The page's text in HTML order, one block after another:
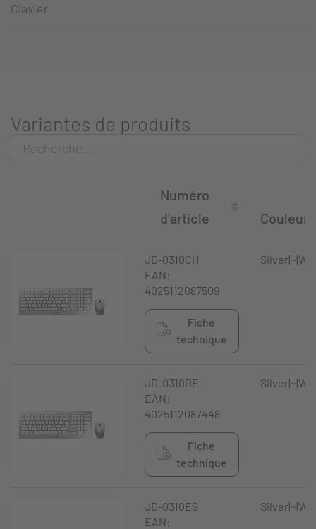
Clavier
Variantes de produits
Numéro
d'article
Couleur
JD-0310CH
EAN:
4025112087509
Fiche
technique
JD-0310DE
EAN:
4025112087448
Fiche
technique
JD-0310ES
EAN: